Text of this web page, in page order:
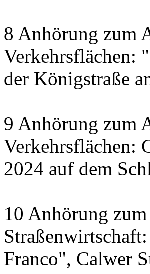
8 Anhörung zum
Verkehrsflächen:
der Königstraße
9 Anhörung zum
Verkehrsflächen:
2024 auf dem
10 Anhörung
Franco", Calwer